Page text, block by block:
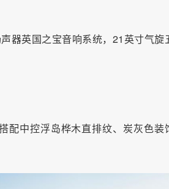
器英国之宝音响系统，21英寸气旋
配中控浮岛桦木直排纹、炭灰色装